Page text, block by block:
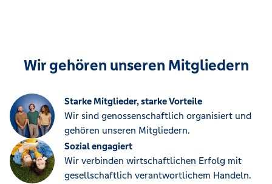
Wir gehören unseren Mitgliedern
Starke Mitglieder, starke Vorteile
Wir sind genossenschaftlich organisiert und
gehören unseren Mitgliedern.
Sozial engagiert
Wir verbinden wirtschaftlichen Erfolg mit
gesellschaftlich verantwortlichem Handeln.